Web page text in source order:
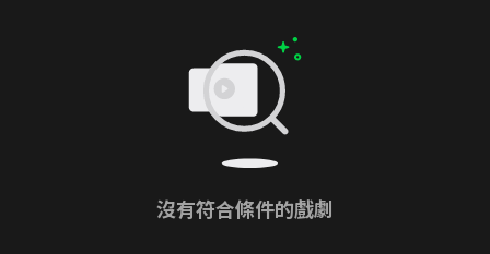
沒有符合條件的戲劇